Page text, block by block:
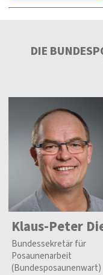
DIE
Klaus-Peter
Bundessekretär für
Posaunenarbeit
(Bundesposaunenwart)